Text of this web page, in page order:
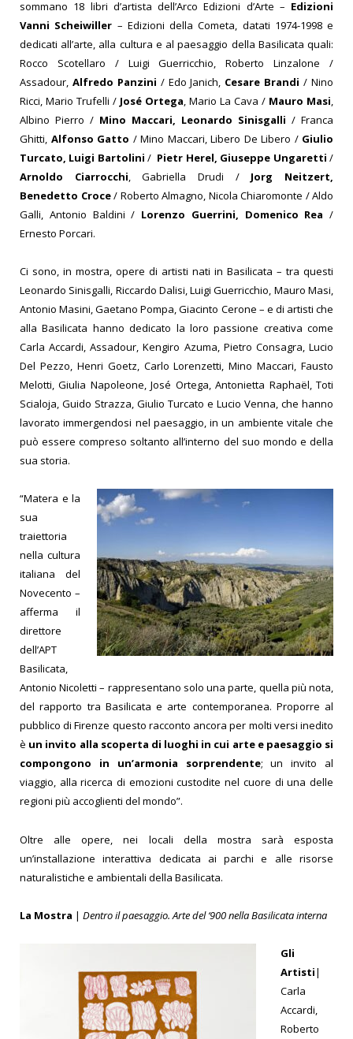
sommano 18 libri d’artista dell’Arco Edizioni d’Arte – Edizioni
Vanni Scheiwiller – Edizioni della Cometa, datati 1974-1998 e
dedicati all’arte, alla cultura e al paesaggio della Basilicata quali:
Rocco Scotellaro / Luigi Guerricchio, Roberto Linzalone /
Assadour, Alfredo Panzini / Edo Janich, Cesare Brandi / Nino
Ricci, Mario Trufelli / José Ortega, Mario La Cava / Mauro Masi,
Albino Pierro / Mino Maccari, Leonardo Sinisgalli / Franca
Ghitti, Alfonso Gatto / Mino Maccari, Libero De Libero / Giulio
Turcato, Luigi Bartolini / Pietr Herel, Giuseppe Ungaretti /
Arnoldo Ciarrocchi, Gabriella Drudi / Jorg Neitzert,
Benedetto Croce/ Roberto Almagno, Nicola Chiaromonte / Aldo
Galli, Antonio Baldini / Lorenzo Guerrini, Domenico Rea /
Ernesto Porcari.
Ci sono, in mostra, opere di artisti nati in Basilicata – tra questi
Leonardo Sinisgalli, Riccardo Dalisi, Luigi Guerricchio, Mauro Masi,
Antonio Masini, Gaetano Pompa, Giacinto Cerone – e di artisti che
alla Basilicata hanno dedicato la loro passione creativa come
Carla Accardi, Assadour, Kengiro Azuma, Pietro Consagra, Lucio
Del Pezzo, Henri Goetz, Carlo Lorenzetti, Mino Maccari, Fausto
Melotti, Giulia Napoleone, José Ortega, Antonietta Raphaël, Toti
Scialoja, Guido Strazza, Giulio Turcato e Lucio Venna, che hanno
lavorato immergendosi nel paesaggio, in un ambiente vitale che
può essere compreso soltanto all’interno del suo mondo e della
sua storia.
“Matera e la
sua
traiettoria
nella cultura
italiana del
Novecento –
afferma il
direttore
dell’APT
Basilicata,
Antonio Nicoletti – rappresentano solo una parte, quella più nota,
del rapporto tra Basilicata e arte contemporanea. Proporre al
pubblico di Firenze questo racconto ancora per molti versi inedito
è un invito alla scoperta di luoghi in cui arte e paesaggio si
compongono in un’armonia sorprendente; un invito al
viaggio, alla ricerca di emozioni custodite nel cuore di una delle
regioni più accoglienti del mondo”.
Oltre alle opere, nei locali della mostra sarà esposta
un’installazione interattiva dedicata ai parchi e alle risorse
naturalistiche e ambientali della Basilicata.
La Mostra | Dentro il paesaggio. Arte del ‘900 nella Basilicata interna
Gli
Artisti|
Carla
Accardi,
Roberto